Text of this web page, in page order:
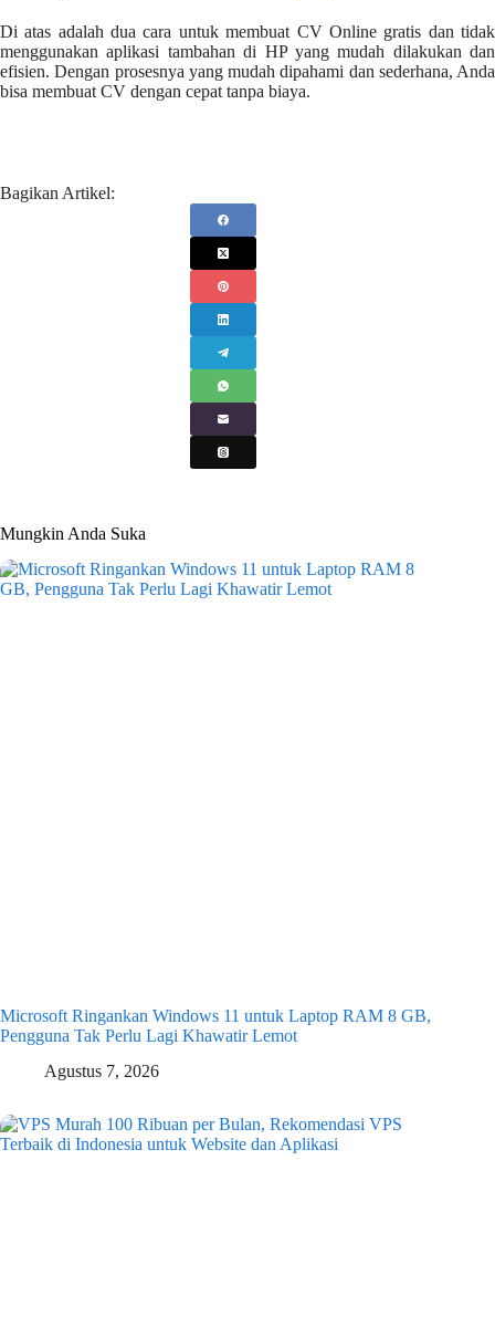
Di atas adalah dua cara untuk membuat CV Online gratis dan tidak
menggunakan aplikasi tambahan di HP yang mudah dilakukan dan
efisien. Dengan prosesnya yang mudah dipahami dan sederhana, Anda
bisa membuat CV dengan cepat tanpa biaya.
Bagikan Artikel:
Mungkin Anda Suka
Microsoft Ringankan Windows 11 untuk Laptop RAM 8 GB,
Pengguna Tak Perlu Lagi Khawatir Lemot
Agustus 7, 2026